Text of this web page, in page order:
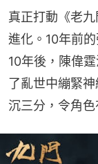
真正打動《老
進化。10年前
10年後，陳偉
了亂世中繃緊
沉三分，令角